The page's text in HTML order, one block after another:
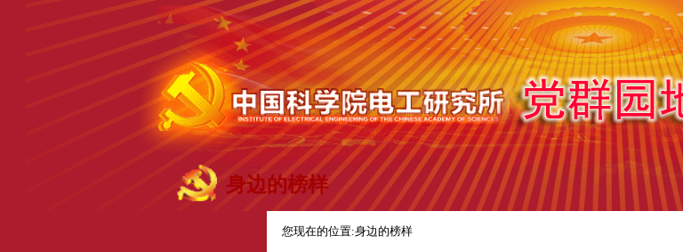
身边的榜样
您现在的位置:身边的榜样